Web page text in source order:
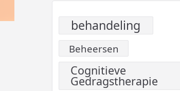
behandeling
Beheersen
Cognitieve
Gedragstherapie